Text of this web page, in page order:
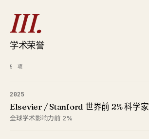
III.
学术荣誉
5 项
2025
Elsevier / Stanford 世界前 2% 科学家
全球学术影响力前 2%